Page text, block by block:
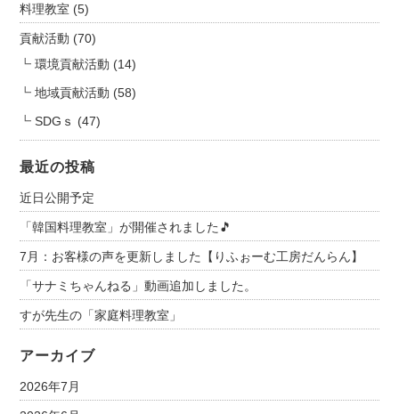
料理教室 (5)
貢献活動 (70)
環境貢献活動 (14)
地域貢献活動 (58)
SDGｓ (47)
最近の投稿
近日公開予定
「韓国料理教室」が開催されました🎵
7月：お客様の声を更新しました【りふぉーむ工房だんらん】
「サナミちゃんねる」動画追加しました。
すが先生の「家庭料理教室」
アーカイブ
2026年7月